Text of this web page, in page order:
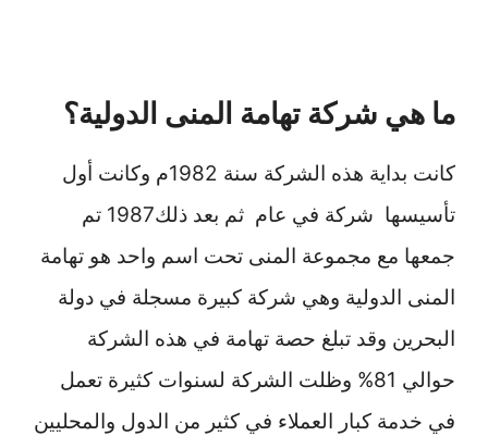
ما هي شركة تهامة المنى الدولية؟
كانت بداية هذه الشركة سنة 1982م وكانت أول
تأسيسها شركة في عام ثم بعد ذلك1987 تم
جمعها مع مجموعة المنى تحت اسم واحد هو تهامة
المنى الدولية وهي شركة كبيرة مسجلة في دولة
البحرين وقد تبلغ حصة تهامة في هذه الشركة
حوالي 81% وظلت الشركة لسنوات كثيرة تعمل
في خدمة كبار العملاء في كثير من الدول والمحليين